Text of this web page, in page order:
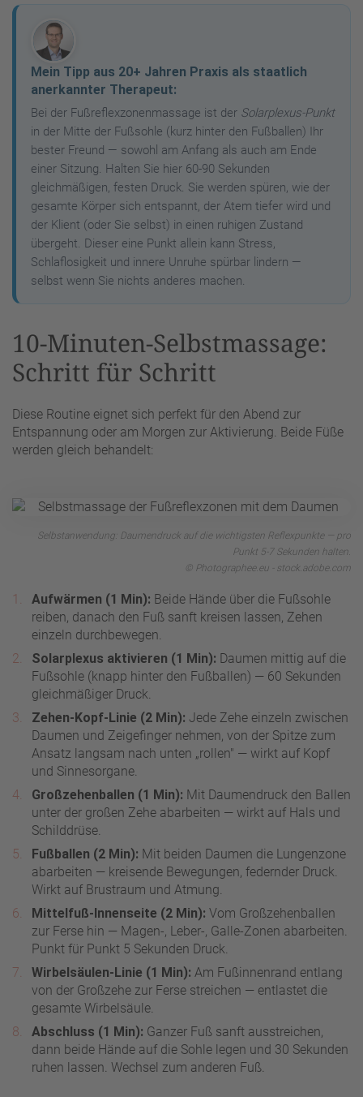
Mein Tipp aus 20+ Jahren Praxis als staatlich
anerkannter Therapeut:
Bei der Fußreflexzonenmassage ist der Solarplexus-Punkt
in der Mitte der Fußsohle (kurz hinter den Fußballen) Ihr
bester Freund — sowohl am Anfang als auch am Ende
einer Sitzung. Halten Sie hier 60-90 Sekunden
gleichmäßigen, festen Druck. Sie werden spüren, wie der
gesamte Körper sich entspannt, der Atem tiefer wird und
der Klient (oder Sie selbst) in einen ruhigen Zustand
übergeht. Dieser eine Punkt allein kann Stress,
Schlaflosigkeit und innere Unruhe spürbar lindern —
selbst wenn Sie nichts anderes machen.
10-Minuten-Selbstmassage:
Schritt für Schritt
Diese Routine eignet sich perfekt für den Abend zur
Entspannung oder am Morgen zur Aktivierung. Beide Füße
werden gleich behandelt:
Selbstanwendung: Daumendruck auf die wichtigsten Reflexpunkte — pro
Punkt 5-7 Sekunden halten.
© Photographee.eu - stock.adobe.com
Aufwärmen (1 Min): Beide Hände über die Fußsohle
reiben, danach den Fuß sanft kreisen lassen, Zehen
einzeln durchbewegen.
Solarplexus aktivieren (1 Min): Daumen mittig auf die
Fußsohle (knapp hinter den Fußballen) — 60 Sekunden
gleichmäßiger Druck.
Zehen-Kopf-Linie (2 Min): Jede Zehe einzeln zwischen
Daumen und Zeigefinger nehmen, von der Spitze zum
Ansatz langsam nach unten „rollen" — wirkt auf Kopf
und Sinnesorgane.
Großzehenballen (1 Min): Mit Daumendruck den Ballen
unter der großen Zehe abarbeiten — wirkt auf Hals und
Schilddrüse.
Fußballen (2 Min): Mit beiden Daumen die Lungenzone
abarbeiten — kreisende Bewegungen, federnder Druck.
Wirkt auf Brustraum und Atmung.
Mittelfuß-Innenseite (2 Min): Vom Großzehenballen
zur Ferse hin — Magen-, Leber-, Galle-Zonen abarbeiten.
Punkt für Punkt 5 Sekunden Druck.
Wirbelsäulen-Linie (1 Min): Am Fußinnenrand entlang
von der Großzehe zur Ferse streichen — entlastet die
gesamte Wirbelsäule.
Abschluss (1 Min): Ganzer Fuß sanft ausstreichen,
dann beide Hände auf die Sohle legen und 30 Sekunden
ruhen lassen. Wechsel zum anderen Fuß.